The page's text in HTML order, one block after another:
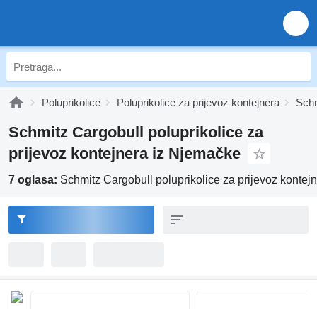
Poluprikolice Poluprikolice za prijevoz kontejnera
Schmitz Cargobull poluprikolice za
prijevoz kontejnera iz Njemačke
7 oglasa: Schmitz Cargobull poluprikolice za prijevoz